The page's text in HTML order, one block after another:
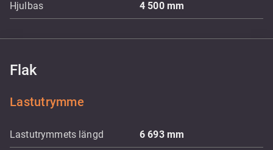
Hjulbas 4 500 mm
Flak
Lastutrymme
Lastutrymmets längd 6 693 mm